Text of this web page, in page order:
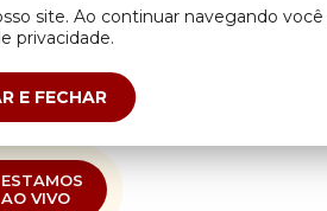
site. Ao continuar navegando
privacidade.
E FECHAR
ESTAMOS
AO VIVO